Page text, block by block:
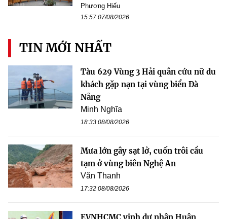
Phương Hiếu
15:57 07/08/2026
TIN MỚI NHẤT
Tàu 629 Vùng 3 Hải quân cứu nữ du
khách gặp nạn tại vùng biển Đà
Nẵng
Minh Nghĩa
18:33 08/08/2026
Mưa lớn gây sạt lở, cuốn trôi cầu
tạm ở vùng biên Nghệ An
Văn Thanh
17:32 08/08/2026